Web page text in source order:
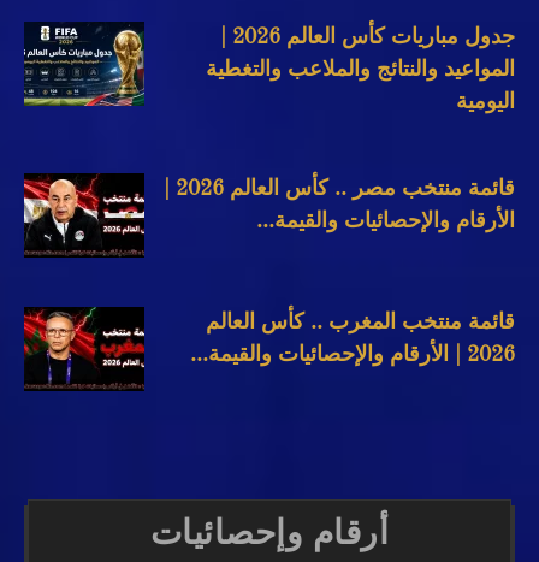
المواعيد والنتائج والملاعب والتغطية
اليومية
الأرقام والإحصائيات والقيمة...
قائمة منتخب المغرب .. كأس العالم
2026 | الأرقام والإحصائيات والقيمة...
أرقام وإحصائيات